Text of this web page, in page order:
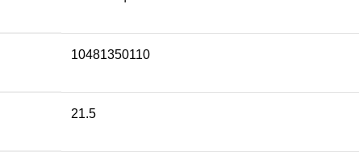
10481350110
21.5